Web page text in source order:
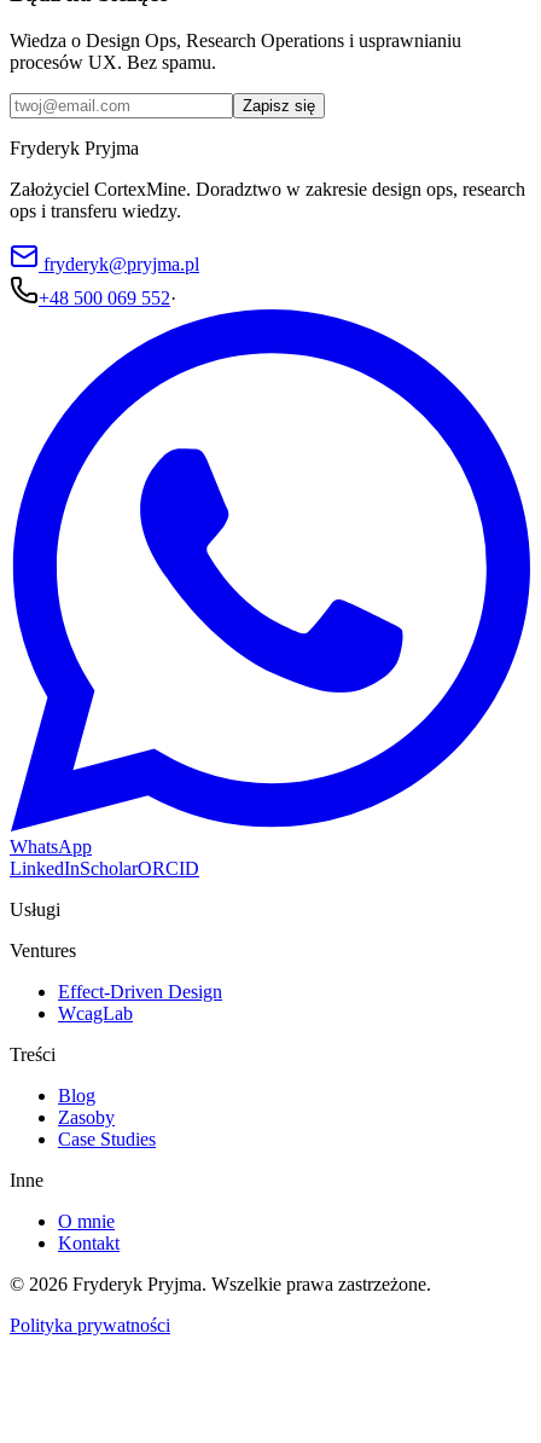
Wiedza o Design Ops, Research Operations i usprawnianiu
procesów UX. Bez spamu.
Zapisz się
Fryderyk Pryjma
Założyciel CortexMine. Doradztwo w zakresie design ops, research
ops i transferu wiedzy.
fryderyk@pryjma.pl
+48 500 069 552·
WhatsApp
LinkedInScholarORCID
Usługi
Ventures
Effect-Driven Design
WcagLab
Treści
Blog
Zasoby
Case Studies
Inne
O mnie
Kontakt
© 2026 Fryderyk Pryjma. Wszelkie prawa zastrzeżone.
Polityka prywatności